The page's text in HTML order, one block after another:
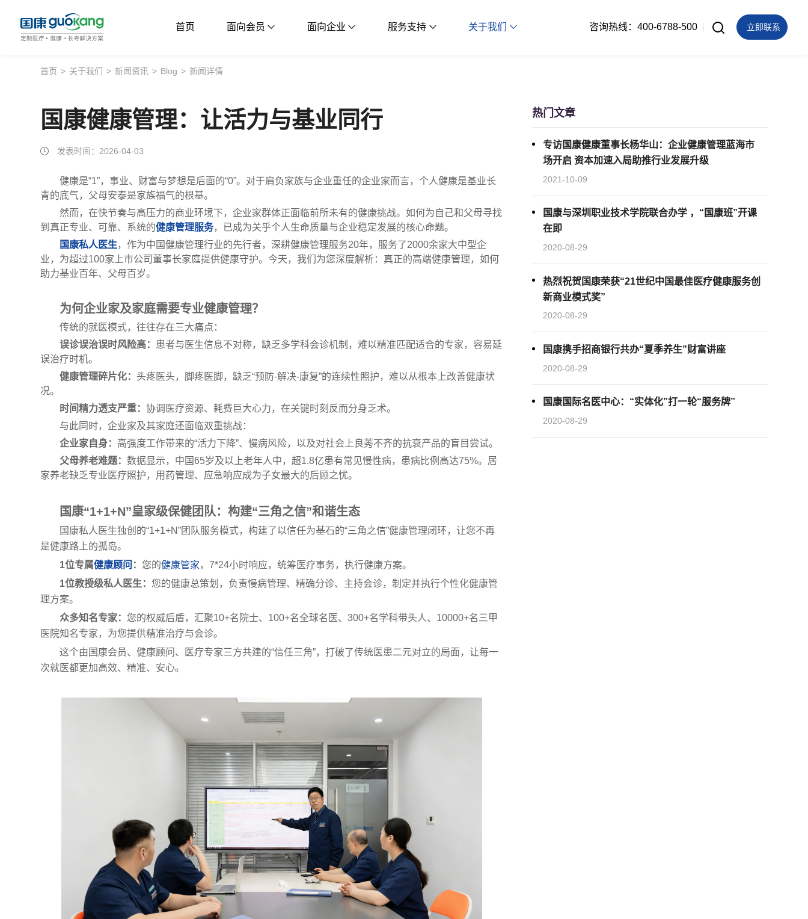
首页 面向会员 面向企业 服务支持 关于我们
面向企业
关于我们
咨询热线：400-6788-500 立即联系
首页 > 关于我们 > 新闻资讯 > Blog > 新闻详情
国康健康管理：让活力与基业同行
发表时间：2026-04-03
健康是“1”，事业、财富与梦想是后面的“0”。对于肩负家族与企业重任的企业家而言，个人健康是基业长
青的底气，父母安泰是家族福气的根基。
然而，在快节奏与高压力的商业环境下，企业家群体正面临前所未有的健康挑战。如何为自己和父母寻找
到真正专业、可靠、系统的健康管理服务，已成为关乎个人生命质量与企业稳定发展的核心命题。
国康私人医生 ，作为中国健康管理行业的先行者，深耕健康管理服务20年，服务了2000余家大中型企
业，为超过100家上市公司董事长家庭提供健康守护。今天，我们为您深度解析：真正的高端健康管理，如何
助力基业百年、父母百岁。
为何企业家及家庭需要专业健康管理？
传统的就医模式，往往存在三大痛点：
误诊误治误时风险高：
患者与医生信息不对称，缺乏多学科会诊机制，难以精准匹配适合的专家，容易延
误治疗时机。
健康管理碎片化： 头疼医头，脚疼医脚，缺乏“预防-解决-康复”的连续性照护，难以从根本上改善健康状
况。
时间精力透支严重：协调医疗资源、耗费巨大心力，在关键时刻反而分身乏术。
与此同时，企业家及其家庭还面临双重挑战：
企业家自身： 高强度工作带来的“活力下降”、慢病风险，以及对社会上良莠不齐的抗衰产品的盲目尝试。
父母养老难题：数据显示，中国65岁及以上老年人中，超1.8亿患有常见慢性病，患病比例高达75%。居
家养老缺乏专业医疗照护，用药管理、应急响应成为子女最大的后顾之忧。
国康“1+1+N”皇家级保健团队：构建“三角之信”和谐生态
国康私人医生独创的“1+1+N”团队服务模式，构建了以信任为基石的“三角之信”健康管理闭环，让您不再
是健康路上的孤岛。
1位专属健康顾问 ：您的健康管家 ，7*24小时响应，统筹医疗事务，执行健康方案。
1位教授级私人医生：您的健康总策划，负责慢病管理、精确分诊、主持会诊，制定并执行个性化健康管
理方案。
众多知名专家：您的权威后盾，汇聚10+名院士、100+名全球名医、300+名学科带头人、10000+名三甲
医院知名专家，为您提供精准治疗与会诊。
这个由国康会员、健康顾问、医疗专家三方共建的“信任三角”，打破了传统医患二元对立的局面，让每一
次就医都更加高效、精准、安心。
热门文章
专访国康健康董事长杨华山：企业健康管理蓝海市
场开启 资本加速入局助推行业发展升级
2021-10-09
国康与深圳职业技术学院联合办学 ，“国康班”开课
在即
2020-08-29
热烈祝贺国康荣获“21世纪中国最佳医疗健康服务创
新商业模式奖”
2020-08-29
国康携手招商银行共办“夏季养生”财富讲座
2020-08-29
国康国际名医中心：“实体化”打一轮“服务牌”
2020-08-29